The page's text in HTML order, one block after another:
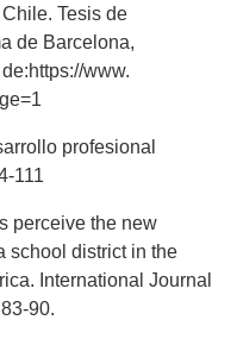
Tesis de
de Barcelona,
www.
profesional
111
perceive the new
school district in the
International Journal
90.